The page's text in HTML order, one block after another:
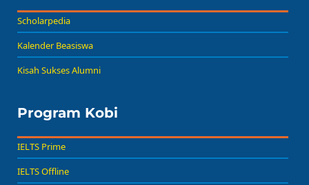
Scholarpedia
Kalender Beasiswa
Kisah Sukses Alumni
Program Kobi
IELTS Prime
IELTS Offline